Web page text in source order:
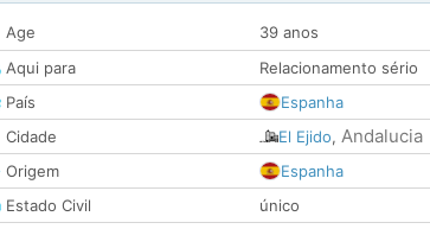
Age
39 anos
Aqui para
Relacionamento sério
País
Espanha
Cidade
El Ejido, Andalucia
Origem
Espanha
Estado Civil
único